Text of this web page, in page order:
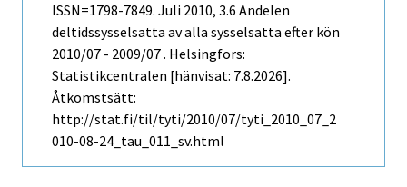
ISSN=1798-7849. Juli 2010, 3.6 Andelen
deltidssysselsatta av alla sysselsatta efter kön
2010/07 - 2009/07 . Helsingfors:
Statistikcentralen [hänvisat: 7.8.2026].
Åtkomstsätt:
http://stat.fi/til/tyti/2010/07/tyti_2010_07_2
010-08-24_tau_011_sv.html